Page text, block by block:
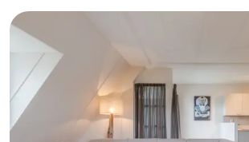
Natur
Oosterschelde
Burgh
Haamstede
Natur
Walcheren